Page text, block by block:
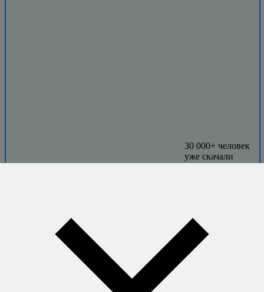
30 000+ человек
уже скачали
Кто это такой?..
Мясные рецепты
Птица и
Рецепты из курицы ,Соус
Домашний лимонад